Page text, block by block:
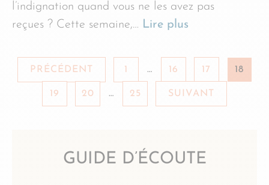
l’indignation quand vous ne les avez pas
reçues ? Cette semaine,… Lire plus
PRÉCÉDENT 1 … 16 17 18
19 20 … 25 SUIVANT
GUIDE D’ÉCOUTE